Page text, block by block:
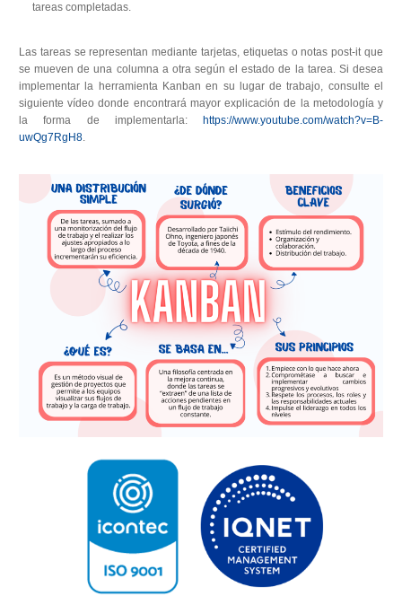
tareas completadas.
Las tareas se representan mediante tarjetas, etiquetas o notas post-it que
se mueven de una columna a otra según el estado de la tarea. Si desea
implementar la herramienta Kanban en su lugar de trabajo, consulte el
siguiente vídeo donde encontrará mayor explicación de la metodología y
la forma de implementarla: https://www.youtube.com/watch?v=B-
uwQg7RgH8.